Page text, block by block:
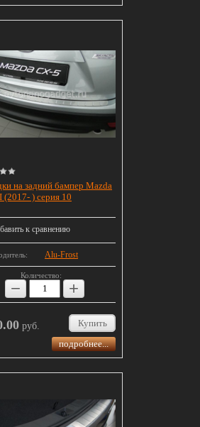
на задний бампер Mazda
(2017- ) серия 10
к сравнению
Alu-Frost
Количество:
− +
руб.
Купить
подробнее...